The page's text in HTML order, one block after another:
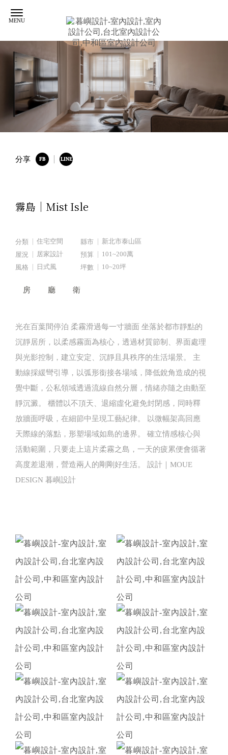
分享
霧島｜Mist Isle
分類
住宅空間
屋況
居家設計
風格
日式風
縣市
新北市泰山區
預算
101~200萬
坪數
10~20坪
房 廳 衛
光在百葉間停泊 柔霧滑過每一寸牆面 坐落於都市靜點的
沉靜居所，以柔感霧面為核心，透過材質節制、界面處理
與光影控制，建立安定、沉靜且具秩序的生活場景。 主
動線採緩彎引導，以弧形銜接各場域，降低銳角造成的視
覺中斷，公私領域透過流線自然分層，情緒亦隨之由動至
靜沉澱。 櫃體以不頂天、退縮虛化避免封閉感，同時釋
放牆面呼吸，在細節中呈現工藝紀律。 以微幅架高回應
天際線的落點，形塑場域如島的邊界。 確立情感核心與
活動範圍，只要走上這片柔霧之島，一天的疲累便會循著
高度差退潮，營造兩人的剛剛好生活。 設計｜MOUE
DESIGN 暮嶼設計